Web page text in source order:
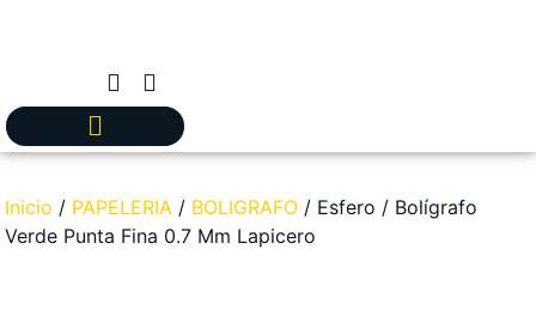
Inicio / PAPELERIA / BOLIGRAFO / Esfero / Bolígrafo
Verde Punta Fina 0.7 Mm Lapicero